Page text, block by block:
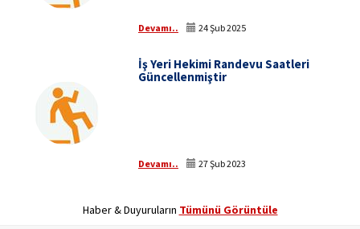
Devamı.. 24 Şub 2025
İş Yeri Hekimi Randevu Saatleri
Güncellenmiştir
Devamı.. 27 Şub 2023
Haber & Duyuruların Tümünü Görüntüle